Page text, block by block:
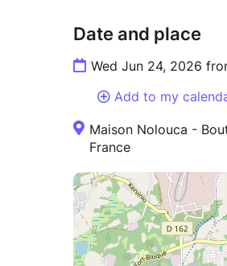
Date and place
Wed Jun 24, 2026
Add to my
Maison Nolouca -
France